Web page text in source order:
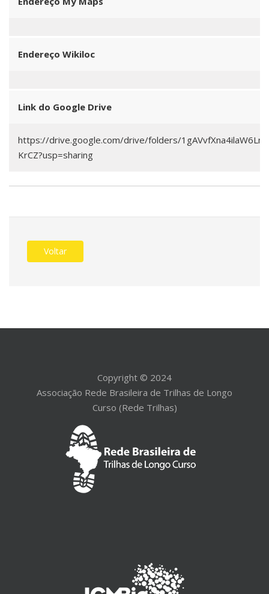
Endereço Wikiloc
Link do Google Drive
https://drive.google.com/drive/folders/
KrCZ?usp=sharing
Voltar
Copyright © 2024
Associação Rede Brasileira de Trilhas de Longo
Curso (Rede Trilhas)